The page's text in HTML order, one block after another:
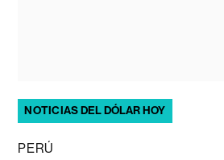
NOTICIAS DEL DÓLAR HOY
PERÚ